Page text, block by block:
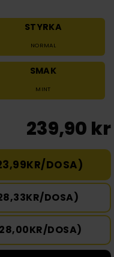
STYRKA
NORMAL
SMAK
MINT
239,90 kr
DOSA)
DOSA)
DOSA)